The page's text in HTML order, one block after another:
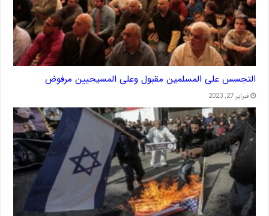
التجسس على المسلمين مقبول وعلى المسيحيين مرفوض
فبراير 27, 2023